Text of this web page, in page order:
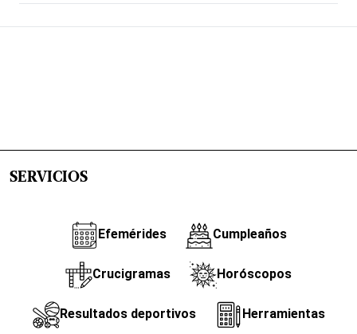
SERVICIOS
Efemérides Cumpleaños
Crucigramas Horóscopos
Resultados deportivos Herramientas